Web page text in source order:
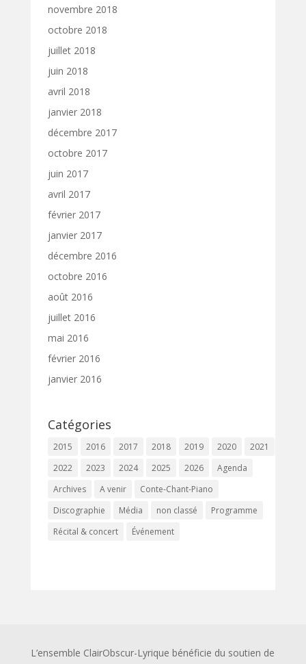
novembre 2018
octobre 2018
juillet 2018
juin 2018
avril 2018
janvier 2018
décembre 2017
octobre 2017
juin 2017
avril 2017
février 2017
janvier 2017
décembre 2016
octobre 2016
août 2016
juillet 2016
mai 2016
février 2016
janvier 2016
Catégories
2015 2016 2017 2018 2019 2020
2021
2022
2023 2024 2025 2026
Agenda
Archives
A venir
Conte-Chant-Piano
Discographie
Média non classé
Programme
Récital & concert
Événement
L’ensemble ClairObscur-Lyrique bénéficie du soutien de